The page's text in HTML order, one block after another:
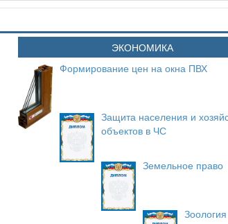
ЭКОНОМИКА
Формирование цен на окна ПВХ
Защита населения и
объектов в ЧС
Земельное право
Зоология